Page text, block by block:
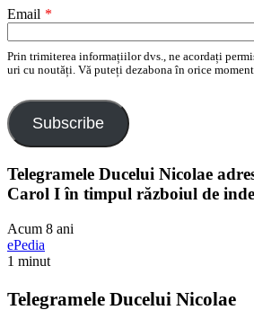
Email *
Prin trimiterea informațiilor dvs., ne acordați
uri cu noutăți. Vă puteți dezabona în orice
Subscribe
Telegramele Ducelui Nicolae
Carol I în timpul războiul de
Acum 8 ani
ePedia
1 minut
Telegramele Ducelui Nicolae